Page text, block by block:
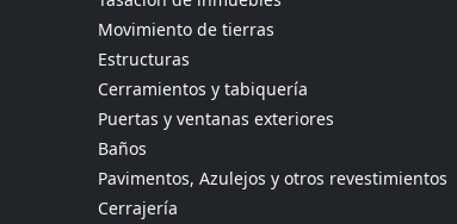
Movimiento de tierras
Estructuras
Cerramientos y tabiquería
Puertas y ventanas exteriores
Baños
Pavimentos, Azulejos y otros revestimientos
Cerrajería